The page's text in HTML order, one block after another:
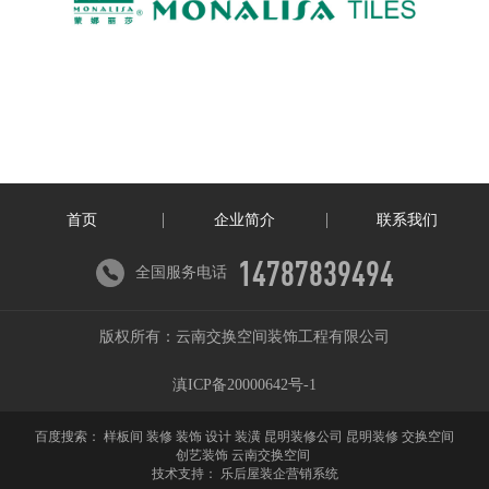
首页 企业简介 联系我们
全国服务电话 14787839494
版权所有：云南交换空间装饰工程有限公司
滇ICP备20000642号-1
百度搜索： 样板间 装修 装饰 设计 装潢 昆明装修公司 昆明装修 交换空间
创艺装饰 云南交换空间
技术支持：
乐后屋装企营销系统